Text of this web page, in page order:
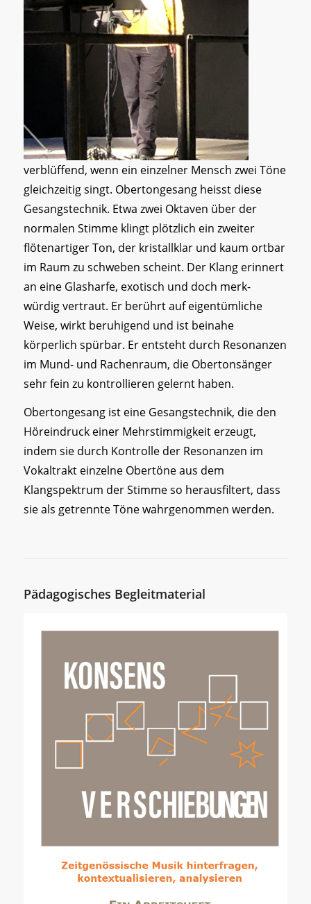
verblüffend, wenn ein einzelner Mensch zwei Töne
gleichzeitig singt. Obertongesang heisst diese
Gesangstechnik. Etwa zwei Oktaven über der
normalen Stimme klingt plötzlich ein zweiter
flötenartiger Ton, der kristallklar und kaum ortbar
im Raum zu schweben scheint. Der Klang erinnert
an eine Glasharfe, exotisch und doch merk-
würdig vertraut. Er berührt auf eigentümliche
Weise, wirkt beruhigend und ist beinahe
körperlich spürbar. Er entsteht durch Resonanzen
im Mund- und Rachenraum, die Obertonsänger
sehr fein zu kontrollieren gelernt haben.
Obertongesang ist eine Gesangstechnik, die den
Höreindruck einer Mehrstimmigkeit erzeugt,
indem sie durch Kontrolle der Resonanzen im
Vokaltrakt einzelne Obertöne aus dem
Klangspektrum der Stimme so herausfiltert, dass
sie als getrennte Töne wahrgenommen werden.
Pädagogisches Begleitmaterial